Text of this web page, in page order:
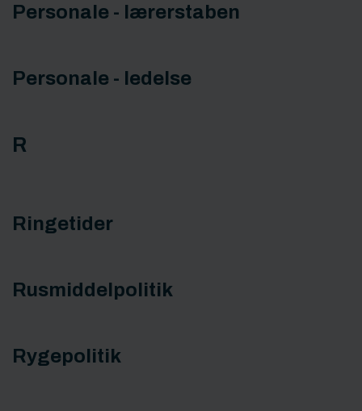
Personale - lærerstaben
Personale - ledelse
R
Ringetider
Rusmiddelpolitik
Rygepolitik